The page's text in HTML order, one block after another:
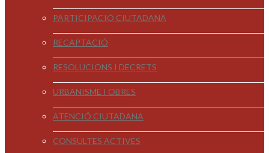
PARTICIPACIÓ CIUTADANA
RECAPTACIÓ
RESOLUCIONS I DECRETS
URBANISME I OBRES
ATENCIÓ CIUTADANA
CONSULTES ACTIVES